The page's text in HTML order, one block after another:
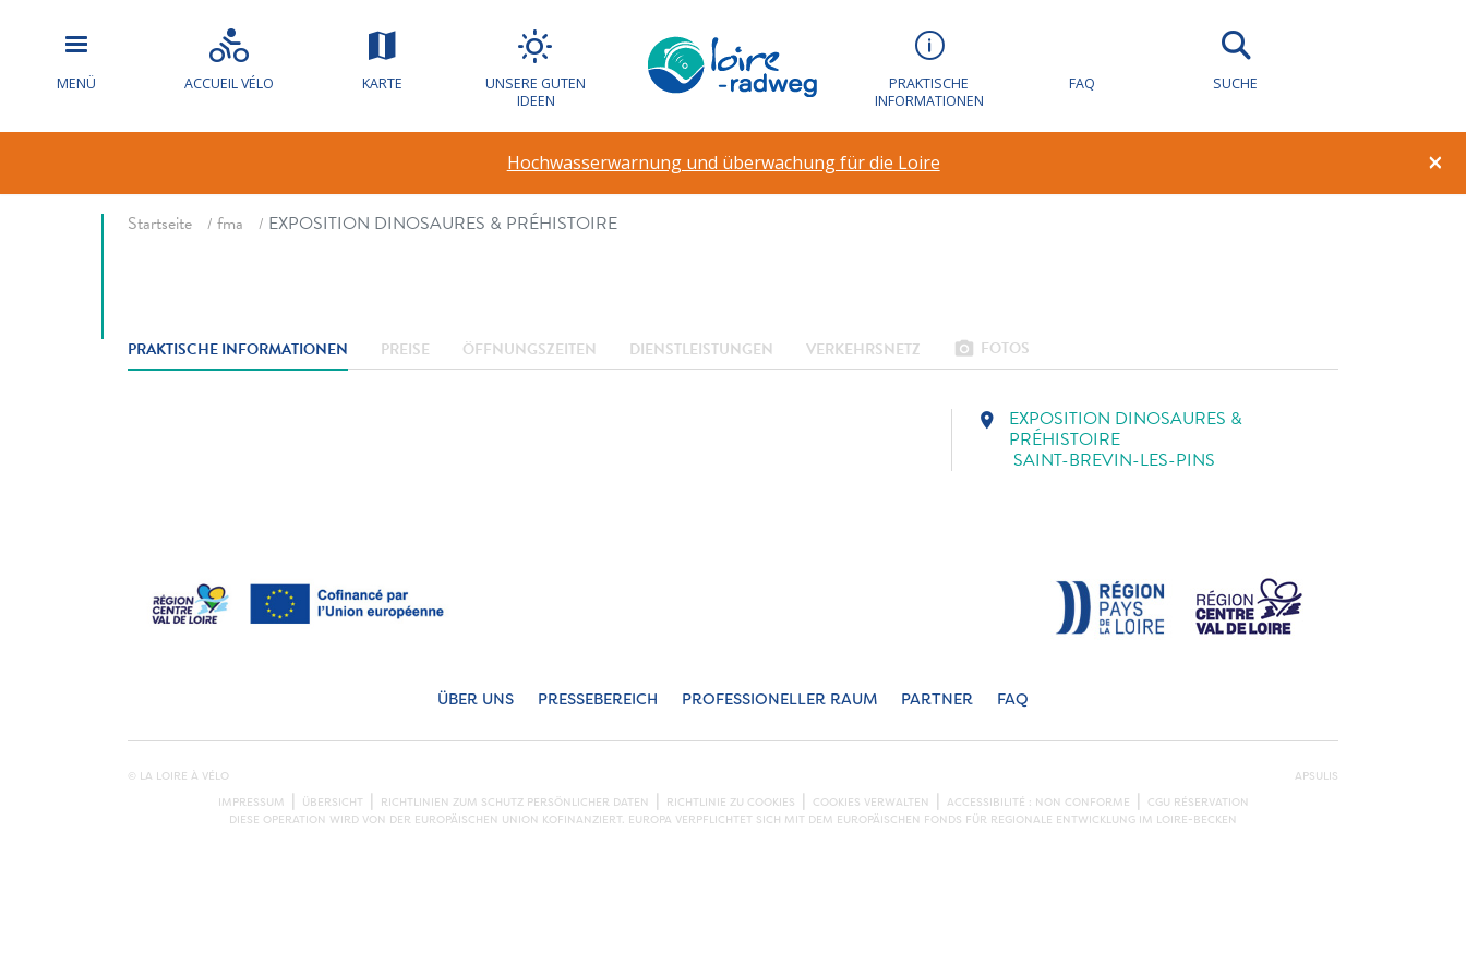
MENÜ ACCUEIL VÉLO KARTE
UNSERE GUTEN
IDEEN
PRAKTISCHE
INFORMATIONEN
FAQ SUCHE
×
Hochwasserwarnung und überwachung für die Loire
EXPOSITION DINOSAURES &
PRÉHISTOIRE
1 0
Startseite fma EXPOSITION DINOSAURES & PRÉHISTOIRE
PRAKTISCHE INFORMATIONEN PREISE ÖFFNUNGSZEITEN DIENSTLEISTUNGEN VERKEHRSNETZ photo_camera FOTOS
location_on EXPOSITION DINOSAURES &
PRÉHISTOIRE
SAINT-BREVIN-LES-PINS
ÜBER UNS PRESSEBEREICH PROFESSIONELLER RAUM PARTNER FAQ
© LA LOIRE À VÉLO
APSULIS
IMPRESSUM
ÜBERSICHT RICHTLINIEN ZUM SCHUTZ PERSÖNLICHER DATEN RICHTLINIE ZU COOKIES COOKIES VERWALTEN ACCESSIBILITÉ : NON CONFORME
CGU RÉSERVATION
DIESE OPERATION WIRD VON DER EUROPÄISCHEN UNION KOFINANZIERT. EUROPA VERPFLICHTET SICH MIT DEM EUROPÄISCHEN FONDS FÜR REGIONALE ENTWICKLUNG IM LOIRE-BECKEN